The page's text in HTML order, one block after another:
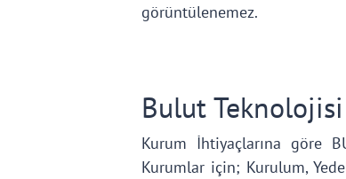
görüntülenemez.
Bulut Teknolojisi
Kurum İhtiyaçlarına göre
Kurumlar için; Kurulum,